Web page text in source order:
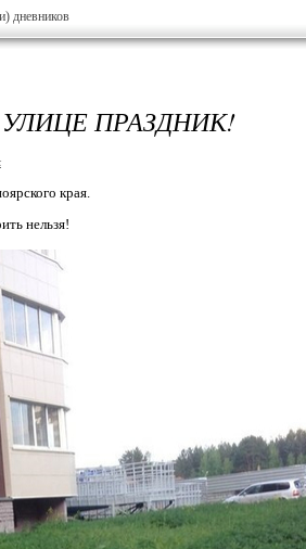
дневников
ПРАЗДНИК!
края.
нельзя!